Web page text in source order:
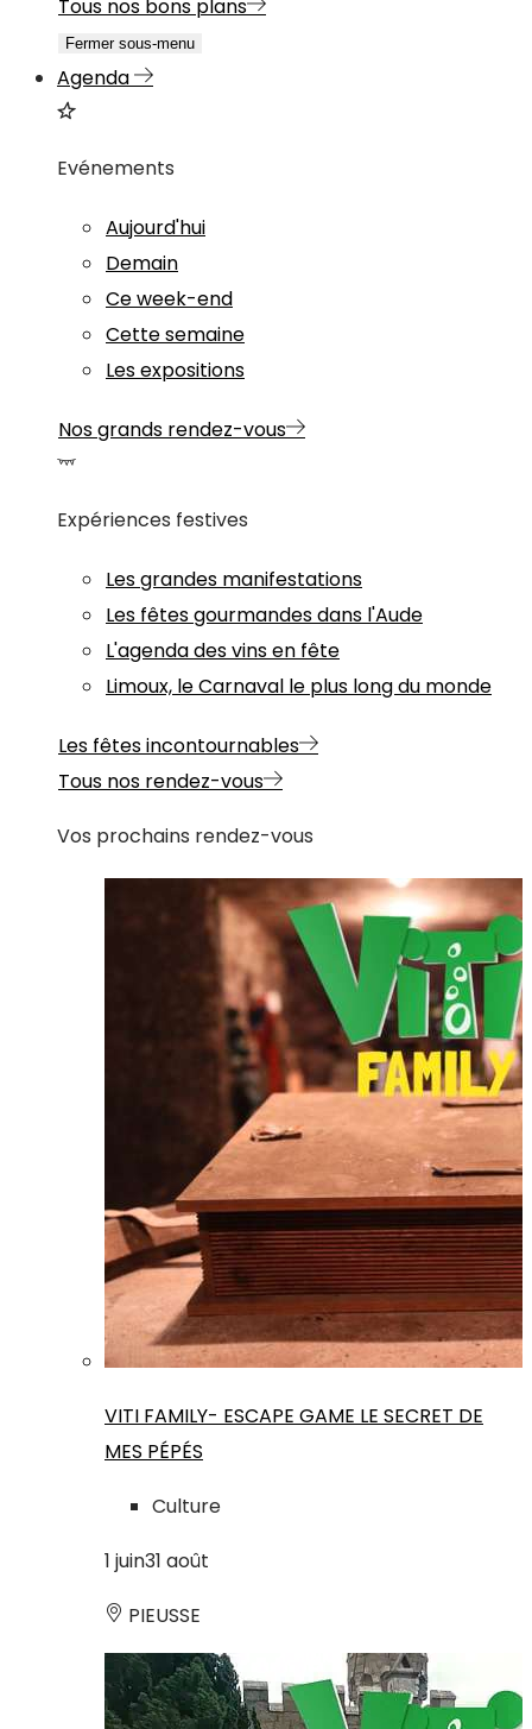
Tous nos bons plans
Fermer sous-menu
Agenda
Evénements
Aujourd'hui
Demain
Ce week-end
Cette semaine
Les expositions
Nos grands rendez-vous
Expériences festives
Les grandes manifestations
Les fêtes gourmandes dans l'Aude
L'agenda des vins en fête
Limoux, le Carnaval le plus long du monde
Les fêtes incontournables
Tous nos rendez-vous
Vos prochains rendez-vous
VITI FAMILY- ESCAPE GAME LE SECRET DE
MES PÉPÉS
Culture
1 juin31 août
PIEUSSE